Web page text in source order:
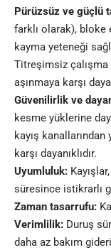
Pürüzsüz ve güçlü
farklı olarak), bloke
kayma yeteneği
Titreşimsiz çalışma
aşınmaya karşı
Güvenilirlik ve
kesme yüklerine
kayış
karşı dayanıklıdır.
Uyumluluk:
süresince istikrarlı
Zaman tasarrufu:
Verimlilik: Duruş
daha az bakım